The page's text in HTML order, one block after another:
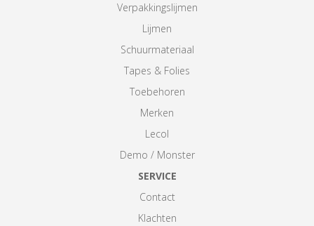
Verpakkingslijmen
Lijmen
Schuurmateriaal
Tapes & Folies
Toebehoren
Merken
Lecol
Demo / Monster
SERVICE
Contact
Klachten